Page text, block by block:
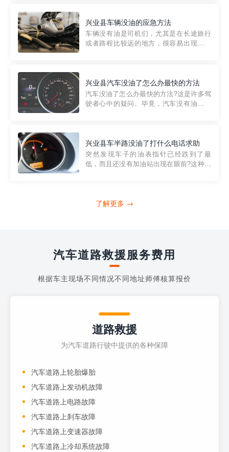
紧急情况下，我们需要一种高效可靠的救
援方式。而这时，地库救援专...
兴业县车辆没油的应急方法
车辆没有油是司机们，尤其是在长途旅行
或者路程比较远的地方，很容易出现这种
的送油师傅，解决没油的紧急情况。 首
先，让我们来了解一下穿...
兴业县汽车没油了怎么办最快的方法
汽车没油了怎么办最快的方法?这是许多驾
驶者心中的疑问。毕竟，汽车没有油就无
越者小程序是一款专门解决汽车没油问题
的在线服务平台。通过...
兴业县车半路没油了打什么电话求助
突然发现车子的油表指针已经跌到了最
低，而且还没有加油站出现在眼前?这种情
打4006363122请求送油人员来帮助你。
了解更多 →
汽车道路救援服务费用
根据车主现场不同情况不同地址师傅核算报价
道路救援
为汽车道路行驶中提供的各种保障
汽车道路上轮胎爆胎
汽车道路上发动机故障
汽车道路上电路故障
汽车道路上刹车故障
汽车道路上变速器故障
汽车道路上冷却系统故障